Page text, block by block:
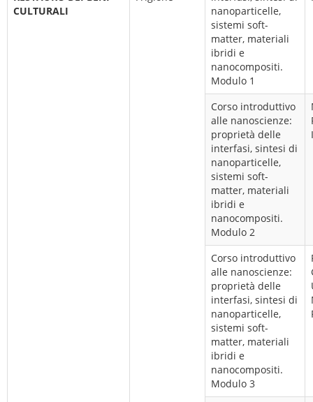
CULTURALI
nanoparticelle,
sistemi soft-
matter, materiali
ibridi e
nanocompositi.
Modulo 1
Corso introduttivo
alle nanoscienze:
proprietà delle
interfasi, sintesi di
nanoparticelle,
sistemi soft-
matter, materiali
ibridi e
nanocompositi.
Modulo 2
Corso introduttivo
alle nanoscienze:
proprietà delle
interfasi, sintesi di
nanoparticelle,
sistemi soft-
matter, materiali
ibridi e
nanocompositi.
Modulo 3